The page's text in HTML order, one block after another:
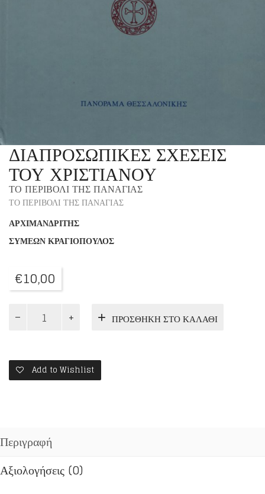
ΔΙΑΠΡΟΣΩΠΙΚΕΣ ΣΧΕΣΕΙΣ
ΤΟΥ ΧΡΙΣΤΙΑΝΟΥ
ΤΟ ΠΕΡΙΒΟΛΙ ΤΗΣ ΠΑΝΑΓΙΑΣ
ΤΟ ΠΕΡΙΒΟΛΙ ΤΗΣ ΠΑΝΑΓΙΑΣ
ΑΡΧΙΜΑΝΔΡΙΤΗΣ
ΣΥΜΕΩΝ ΚΡΑΓΙΟΠΟΥΛΟΣ
€10,00
ΣΧΕΣΕΙΣ
ποσότητα
ΠΡΟΣΘΉΚΗ ΣΤΟ ΚΑΛΆΘΙ
Add to Wishlist
Περιγραφή
Αξιολογήσεις (0)